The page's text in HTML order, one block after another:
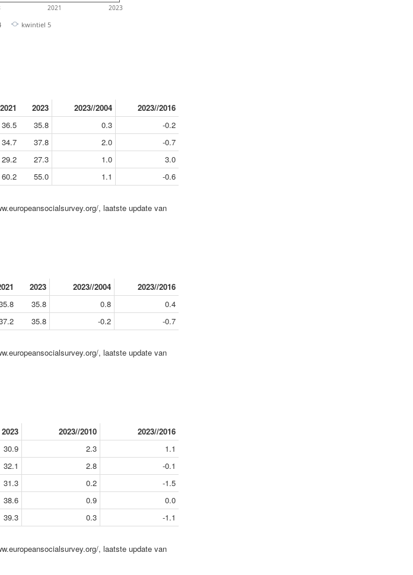
2021 2023
kwintiel 5
2021 2023 2023//2004
2023//2016
36.5 35.8 0.3
-0.2
34.7 37.8 2.0
-0.7
29.2 27.3 1.0
3.0
60.2 55.0 1.1
-0.6
, laatste update van
2023 2023//2004
2023//2016
35.8 0.8
0.4
35.8 -0.2
-0.7
, laatste update van
2023 2023//2010
2023//2016
30.9 2.3
1.1
32.1 2.8
-0.1
31.3 0.2
-1.5
38.6 0.9
0.0
39.3 0.3
-1.1
, laatste update van